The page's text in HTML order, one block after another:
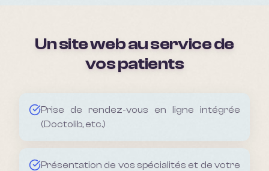
Un site web au service de
vos patients
Prise de rendez-vous en ligne intégrée
(Doctolib, etc.)
Présentation de vos spécialités et de votre